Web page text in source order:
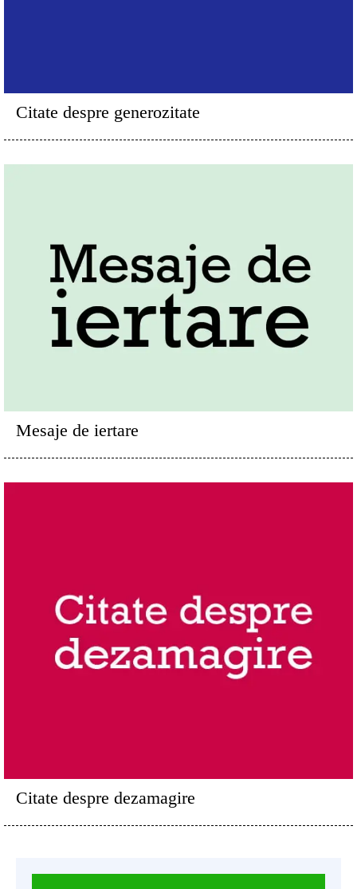
Citate despre generozitate
Mesaje de iertare
Citate despre dezamagire